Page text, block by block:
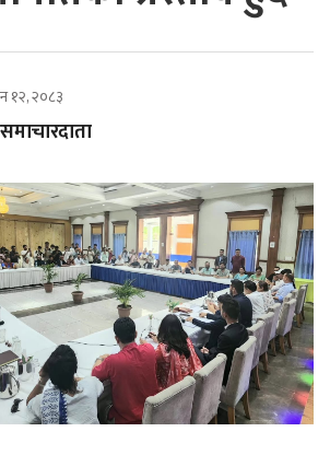
१२, २०८३